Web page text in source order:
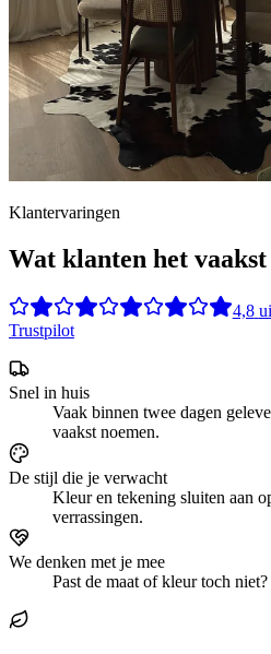
Klantervaringen
Wat klanten het vaakst
4,8
Trustpilot
Snel in huis
Vaak binnen twee dagen
vaakst noemen.
De stijl die je verwacht
Kleur en tekening sluiten aan
verrassingen.
We denken met je mee
Past de maat of kleur toch